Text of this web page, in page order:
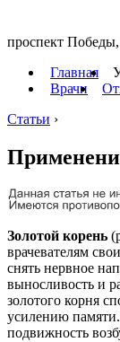
проспект
Главная
Врачи
Статьи ›
Золотой корень
врачевателям
снять нервное
выносливость и
золотого корня
усилению
подвижность